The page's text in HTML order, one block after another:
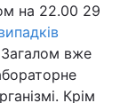
на 22.00 29
Загалом вже
Крім